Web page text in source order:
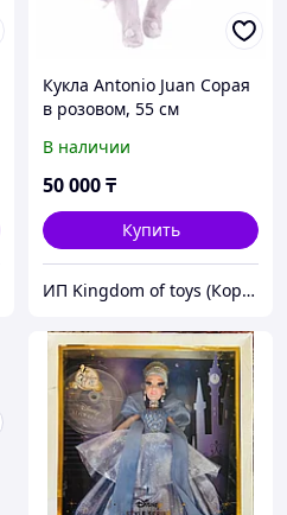
Кукла Antonio Juan Cорая
в розовом, 55 см
В наличии
50 000₸
Купить
ИП Kingdom of toys (Королевство игрушек)